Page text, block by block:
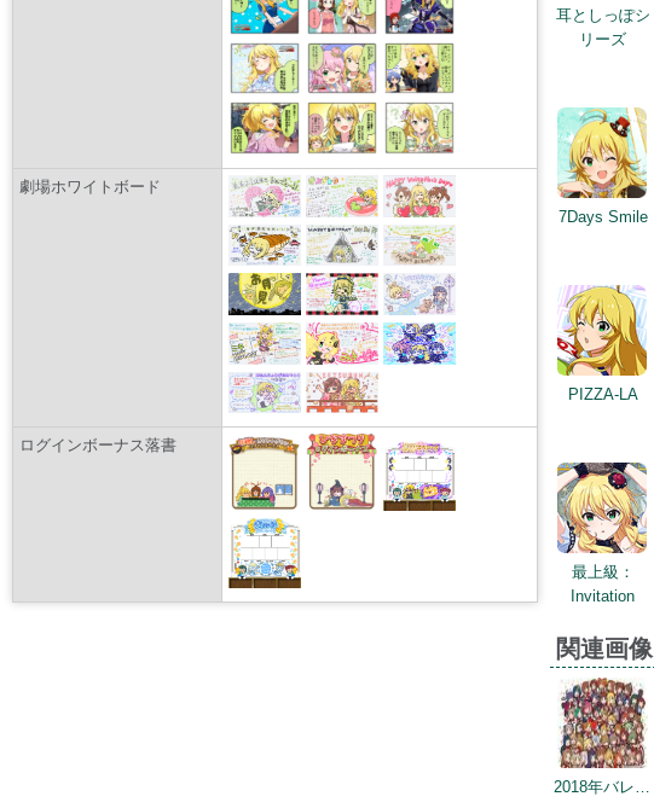
劇場ホワイトボード
ログインボーナス落書
耳としっぽシ
リーズ
7Days Smile
PIZZA-LA
最上級：
Invitation
関連画像
2018年バレンタインデー公式ツイート